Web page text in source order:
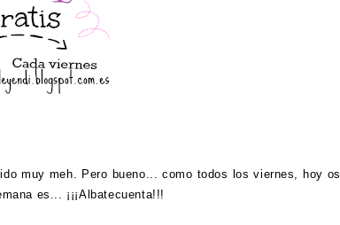
muy meh. Pero bueno... como todos los viernes, hoy os
es... ¡¡¡Albatecuenta!!!